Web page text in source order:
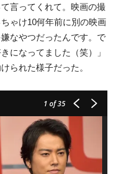
言ってくれて。映画の撮
ゃけ10何年前に別の映画
なやつだったんです。で
になってました（笑）」
られた様子だった。
1 of 35